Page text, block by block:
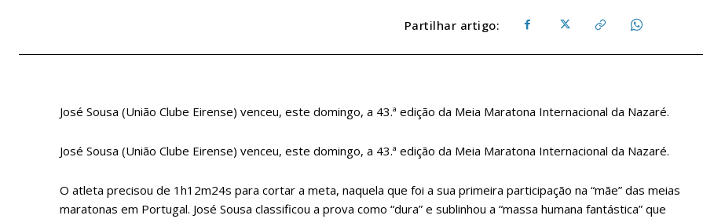
Partilhar artigo:
José Sousa (União Clube Eirense) venceu, este domingo, a 43.ª edição da Meia Maratona Internacional da Nazaré.
José Sousa (União Clube Eirense) venceu, este domingo, a 43.ª edição da Meia Maratona Internacional da Nazaré.
O atleta precisou de 1h12m24s para cortar a meta, naquela que foi a sua primeira participação na “mãe” das meias
maratonas em Portugal. José Sousa classificou a prova como “dura” e sublinhou a “massa humana fantástica” que